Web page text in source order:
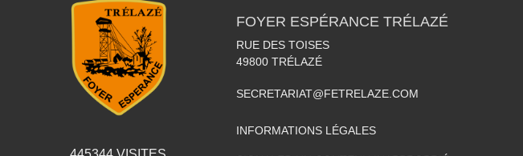
FOYER ESPÉRANCE TRÉLAZÉ
RUE DES TOISES
49800 TRÉLAZÉ
SECRETARIAT@FETRELAZE.COM
INFORMATIONS LÉGALES